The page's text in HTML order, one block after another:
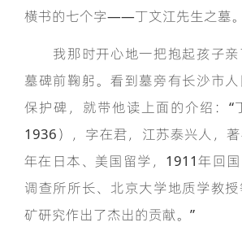
横书的七个字——丁文江先生之墓。
我那时开心地一把抱起孩子亲
墓碑前鞠躬。看到墓旁有长沙市
保护碑，就带他读上面的介绍：
1936），字在君，江苏泰兴人，
年在日本、美国留学，1911年回
调查所所长、北京大学地质学教
矿研究作出了杰出的贡献。”